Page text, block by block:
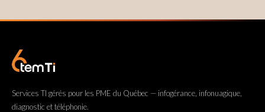
Services TI gérés pour les PME du Québec — infogérance, infonuagique,
diagnostic et téléphonie.